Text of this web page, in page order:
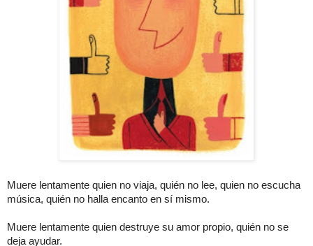
Muere lentamente quien no viaja, quién no lee, quien no escucha
música, quién no halla encanto en sí mismo.
Muere lentamente quien destruye su amor propio, quién no se
deja ayudar.